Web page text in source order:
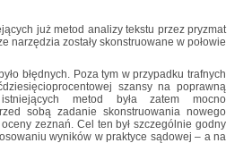
już metod analizy tekstu przez pryzmat
narzędzia zostały skonstruowane w połowie
błędnych. Poza tym w przypadku trafnych
szansy na poprawną
metod była zatem mocno
sobą zadanie skonstruowania nowego
zeznań. Cel ten był szczególnie godny
wyników w praktyce sądowej – a na